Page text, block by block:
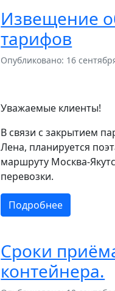
Извещение
тарифов
Опубликовано: 16
Уважаемые клиенты!
В связи с закрытием
Лена, планируется
маршруту Москва-
перевозки.
Подробнее
Сроки
контейнера.